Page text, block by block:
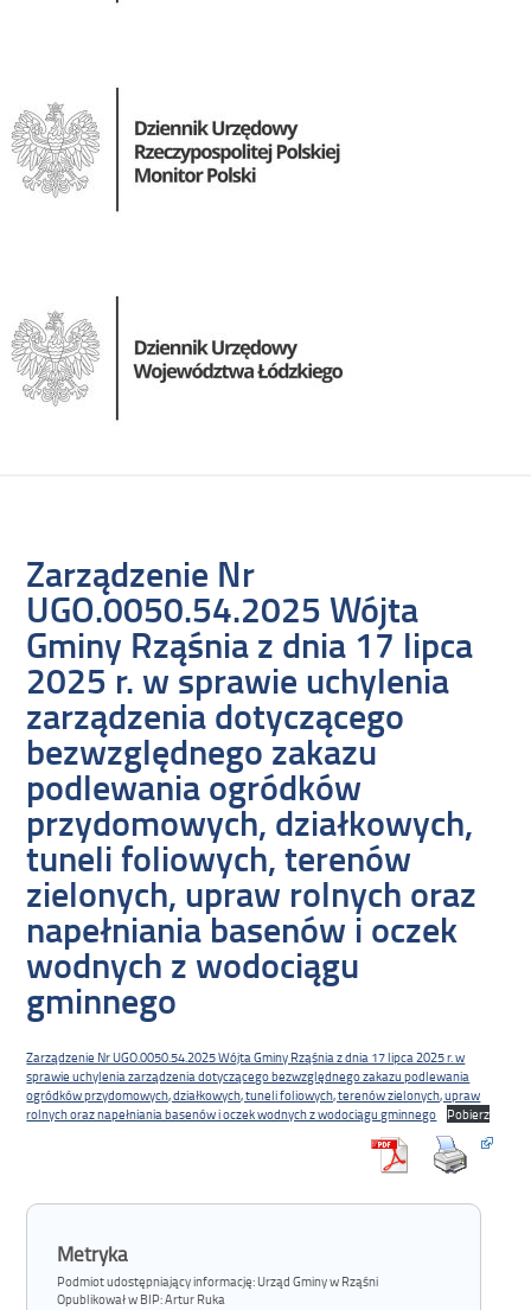
Zarządzenie Nr
UGO.0050.54.2025 Wójta
Gminy Rząśnia z dnia 17 lipca
2025 r. w sprawie uchylenia
zarządzenia dotyczącego
bezwzględnego zakazu
podlewania ogródków
przydomowych, działkowych,
tuneli foliowych, terenów
zielonych, upraw rolnych oraz
napełniania basenów i oczek
wodnych z wodociągu
gminnego
Zarządzenie Nr UGO.0050.54.2025 Wójta Gminy Rząśnia z dnia 17 lipca 2025 r. w
sprawie uchylenia zarządzenia dotyczącego bezwzględnego zakazu podlewania
ogródków przydomowych, działkowych, tuneli foliowych, terenów zielonych, upraw
rolnych oraz napełniania basenów i oczek wodnych z wodociągu gminnego
Pobierz
Metryka
Podmiot udostępniający informację: Urząd Gminy w Rząśni
Opublikował w BIP:Artur Ruka